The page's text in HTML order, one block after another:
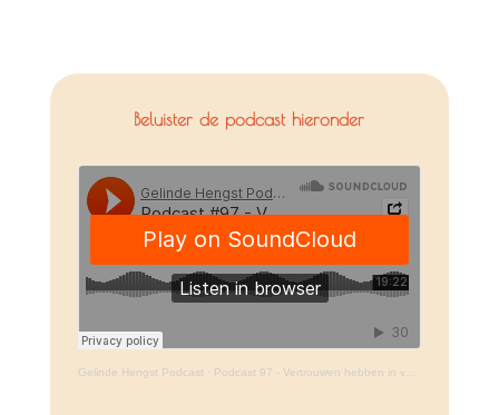
Beluister de podcast hieronder
Gelinde Hengst Podcast · Podcast 97 - Vertrouwen hebben in vertrouwen: de shortcut naar diep vertrouwen in jezelf en jouw pad